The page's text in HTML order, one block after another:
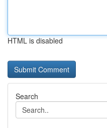
HTML is disabled
Search